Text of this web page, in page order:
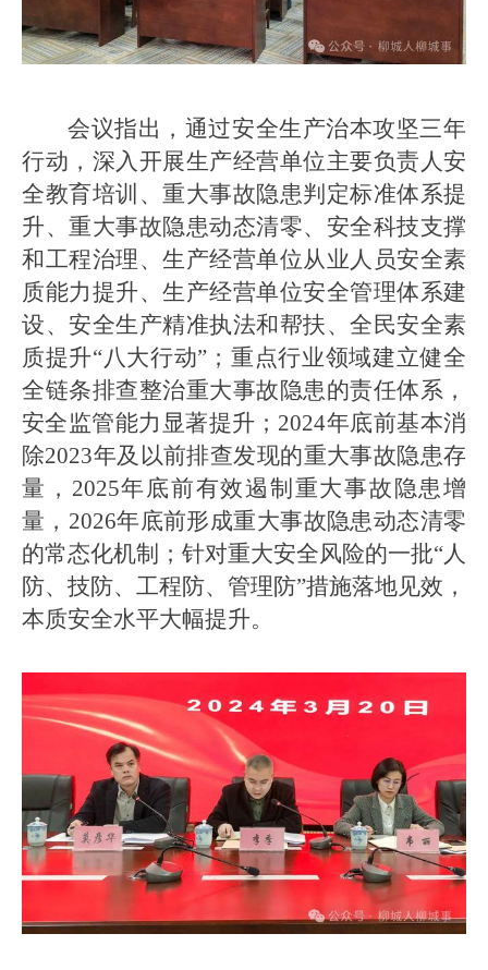
会议指出，通过安全生产治本攻坚三年
行动，深入开展生产经营单位主要负责人安
全教育培训、重大事故隐患判定标准体系提
升、重大事故隐患动态清零、安全科技支撑
和工程治理、生产经营单位从业人员安全素
质能力提升、生产经营单位安全管理体系建
设、安全生产精准执法和帮扶、全民安全素
质提升“八大行动”；重点行业领域建立健全
全链条排查整治重大事故隐患的责任体系，
安全监管能力显著提升；2024年底前基本消
除2023年及以前排查发现的重大事故隐患存
量，2025年底前有效遏制重大事故隐患增
量，2026年底前形成重大事故隐患动态清零
的常态化机制；针对重大安全风险的一批“人
防、技防、工程防、管理防”措施落地见效，
本质安全水平大幅提升。